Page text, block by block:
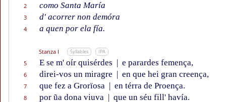
2 como Santa María
3 d' acorrer non demóra
4 a quen por ela fía.
Stanza I Syllables IPA
5 E se m' oír quisérdes | e parardes femença,
6 direi-vos un miragre | en que hei gran creença,
7 que fez a Grorïosa | en térra de Proença.
8 por ũa dona viuva | que un séu fill' havía.